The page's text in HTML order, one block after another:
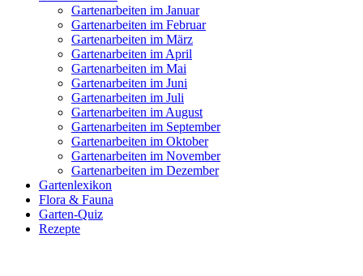
Gartenarbeiten im Januar
Gartenarbeiten im Februar
Gartenarbeiten im März
Gartenarbeiten im April
Gartenarbeiten im Mai
Gartenarbeiten im Juni
Gartenarbeiten im Juli
Gartenarbeiten im August
Gartenarbeiten im September
Gartenarbeiten im Oktober
Gartenarbeiten im November
Gartenarbeiten im Dezember
Gartenlexikon
Flora & Fauna
Garten-Quiz
Rezepte